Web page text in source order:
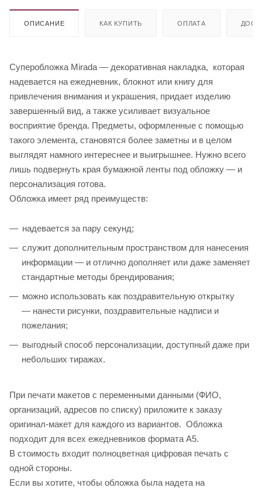
ОПИСАНИЕ КАК КУПИТЬ ОПЛАТА
Суперобложка Mirada — декоративная накладка, которая
надевается на ежедневник, блокнот или книгу для
привлечения внимания и украшения, придает изделию
завершенный вид, а также усиливает визуальное
восприятие бренда. Предметы, оформленные с помощью
такого элемента, становятся более заметны и в целом
выглядят намного интереснее и выигрышнее. Нужно всего
лишь подвернуть края бумажной ленты под обложку — и
персонализация готова.
Обложка имеет ряд преимуществ:
надевается за пару секунд;
служит дополнительным пространством для нанесения
информации — и отлично дополняет или даже заменяет
стандартные методы брендирования;
можно использовать как поздравительную открытку
— нанести рисунки, поздравительные надписи и
пожелания;
выгодный способ персонализации, доступный даже при
небольших тиражах.
При печати макетов с переменными данными (ФИО,
организаций, адресов по списку) приложите к заказу
оригинал-макет для каждого из вариантов. Обложка
подходит для всех ежедневников формата A5.
В стоимость входит полноцветная цифровая печать с
одной стороны.
Если вы хотите, чтобы обложка была надета на